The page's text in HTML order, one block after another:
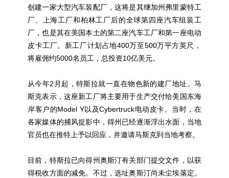
创建一家大型汽车装配厂，这将是其继加州弗里蒙特工
厂、上海工厂和柏林工厂后的全球第四座汽车组装工
厂，也是其在美国本土的第二座汽车工厂和第一座电动
皮卡工厂。新工厂计划占地400万至500万平方英尺，
将雇佣约5000名员工，总投资10亿美元。
从今年2月起，特斯拉就一直在物色新的建厂地址。马
斯克表示，这座新工厂将主要用于生产交付给美国东海
岸客户的Model Y以及Cybertruck电动皮卡。当时，在
各家媒体的捕风捉影中，得州已经逐渐浮出水面，当地
官员也在推特上予以回应，并邀请马斯克到当地考察。
目前，特斯拉已向得州奥斯汀有关部门提交文件，以获
得税收方面的减免。不过，选址奥斯汀尚未尘埃落定。